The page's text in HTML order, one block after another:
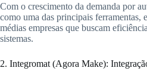
Com o crescimento da demanda por
como uma das principais ferramentas,
médias empresas que buscam
sistemas.
2. Integromat (Agora Make):